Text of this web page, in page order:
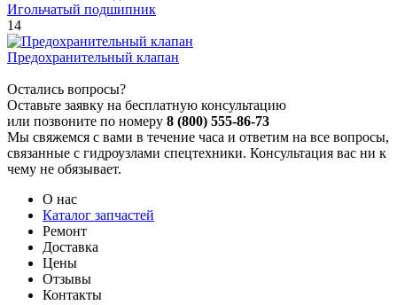
Игольчатый подшипник
14
Предохранительный клапан
Остались вопросы?
Оставьте заявку на бесплатную консультацию
или позвоните по номеру 8 (800) 555-86-73
Мы свяжемся с вами в течение часа и ответим на все вопросы,
связанные с гидроузлами спецтехники. Консультация вас ни к
чему не обязывает.
О нас
Каталог запчастей
Ремонт
Доставка
Цены
Отзывы
Контакты